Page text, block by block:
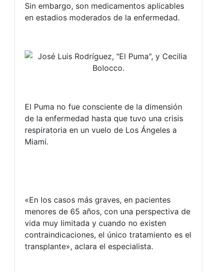
Sin embargo, son medicamentos aplicables
en estadios moderados de la enfermedad.
El Puma no fue consciente de la dimensión
de la enfermedad hasta que tuvo una crisis
respiratoria en un vuelo de Los Ángeles a
Miami.
«En los casos más graves, en pacientes
menores de 65 años, con una perspectiva de
vida muy limitada y cuando no existen
contraindicaciones, el único tratamiento es el
transplante», aclara el especialista.